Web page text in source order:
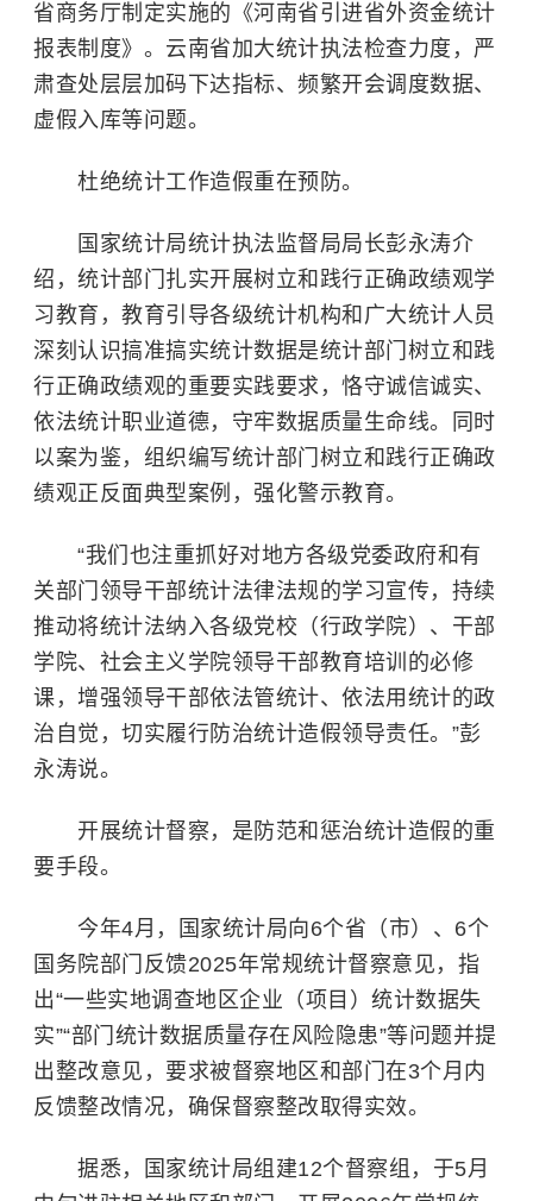
省商务厅制定实施的《河南省引进省外资金统计
报表制度》。云南省加大统计执法检查力度，严
肃查处层层加码下达指标、频繁开会调度数据、
虚假入库等问题。
杜绝统计工作造假重在预防。
国家统计局统计执法监督局局长彭永涛介
绍，统计部门扎实开展树立和践行正确政绩观学
习教育，教育引导各级统计机构和广大统计人员
深刻认识搞准搞实统计数据是统计部门树立和践
行正确政绩观的重要实践要求，恪守诚信诚实、
依法统计职业道德，守牢数据质量生命线。同时
以案为鉴，组织编写统计部门树立和践行正确政
绩观正反面典型案例，强化警示教育。
“我们也注重抓好对地方各级党委政府和有
关部门领导干部统计法律法规的学习宣传，持续
推动将统计法纳入各级党校（行政学院）、干部
学院、社会主义学院领导干部教育培训的必修
课，增强领导干部依法管统计、依法用统计的政
治自觉，切实履行防治统计造假领导责任。”彭
永涛说。
开展统计督察，是防范和惩治统计造假的重
要手段。
今年4月，国家统计局向6个省（市）、6个
国务院部门反馈2025年常规统计督察意见，指
出“一些实地调查地区企业（项目）统计数据失
实”“部门统计数据质量存在风险隐患”等问题并提
出整改意见，要求被督察地区和部门在3个月内
反馈整改情况，确保督察整改取得实效。
据悉，国家统计局组建12个督察组，于5月